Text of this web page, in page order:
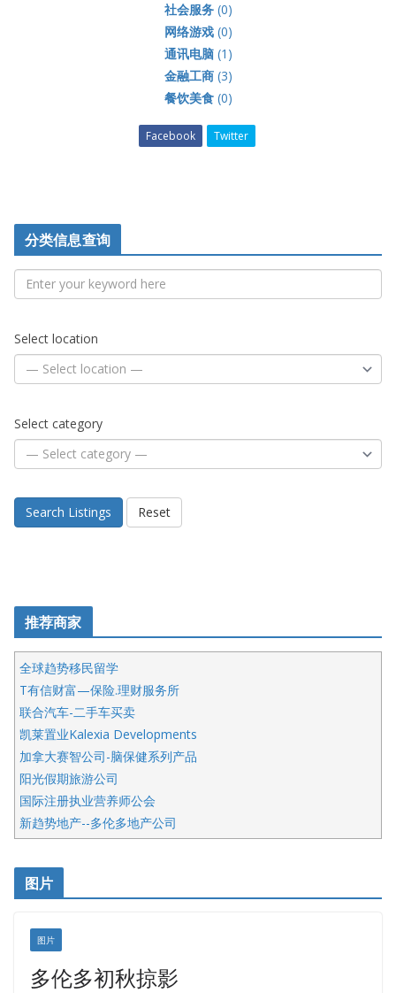
社会服务(0)
网络游戏(0)
通讯电脑(1)
金融工商(3)
餐饮美食(0)
Facebook Twitter
分类信息查询
Select location
Select category
Search Listings Reset
推荐商家
全球趋势移民留学
T有信财富—保险.理财服务所
联合汽车-二手车买卖
凯莱置业Kalexia Developments
加拿大赛智公司-脑保健系列产品
阳光假期旅游公司
国际注册执业营养师公会
新趋势地产--多伦多地产公司
呱呱电器
开明车行KS CAR SALES & SERVICE
健健宝公司
盛达资本
正点印艺设计
图片
图片
多伦多初秋掠影